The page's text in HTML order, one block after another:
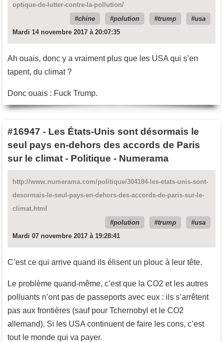
optique-de-lutter-contre-la-pollution/
chine
polution trump
usa
Mardi 14 novembre 2017 à 20:07:35
Ah ouais, donc y a vraiment plus que les USA qui s’en
tapent, du climat ?
Donc ouais : Fuck Trump.
#16947 - Les États-Unis sont désormais le
seul pays en-dehors des accords de Paris
sur le climat - Politique - Numerama
http://www.numerama.com/politique/304184-les-etats-unis-sont-
desormais-le-seul-pays-en-dehors-des-accords-de-paris-sur-le-
climat.html
polution
trump
usa
Mardi 07 novembre 2017 à 19:28:41
C’est ce qui arrive quand ils élisent un plouc à leur tête.
Le problème quand-même, c’est que la CO2 et les autres
polluants n’ont pas de passeports avec eux : ils s’arrêtent
pas aux frontières (sauf pour Tchernobyl et le CO2
allemand). Si les USA continuent de faire les cons, c’est
tout le monde qui va payer.